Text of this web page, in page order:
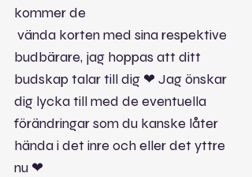
kommer de
budbärare, jag hoppas att ditt
budskap talar till dig ❤ Jag önskar
dig lycka till med de eventuella
förändringar som du kanske låter
hända i det inre och eller det yttre
nu ❤